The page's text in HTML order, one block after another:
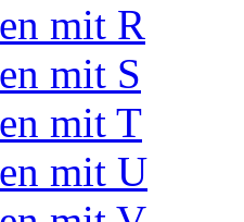
mit R
mit S
mit T
mit U